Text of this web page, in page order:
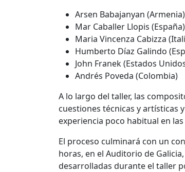
Arsen Babajanyan (Armenia)
Mar Caballer Llopis (España)
Maria Vincenza Cabizza
Humberto Díaz Galindo
John Franek (Estados
Andrés Poveda (Colombia)
A lo largo del taller, las
cuestiones técnicas y artísticas
experiencia poco habitual en
El proceso culminará con un
horas, en el Auditorio de
desarrolladas durante el taller